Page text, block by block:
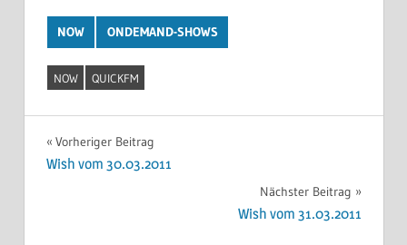
NOW ONDEMAND-SHOWS
NOW QUICKFM
Beitragsnavigation
Vorheriger Beitrag
Wish vom 30.03.2011
Nächster Beitrag
Wish vom 31.03.2011